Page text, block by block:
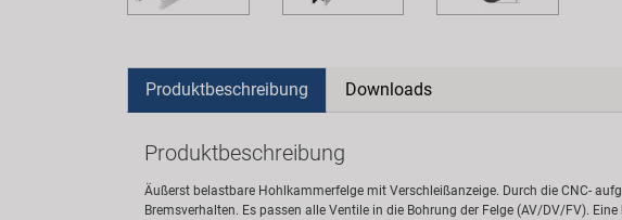
Produktbeschreibung Downloads
Produktbeschreibung
Äußerst belastbare Hohlkammerfelge mit Verschleißanzeige. Durch die CNC-
Bremsverhalten. Es passen alle Ventile in die Bohrung der Felge (AV/DV/FV).